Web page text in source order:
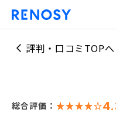
評判・口コミTOPへ
総合評価：